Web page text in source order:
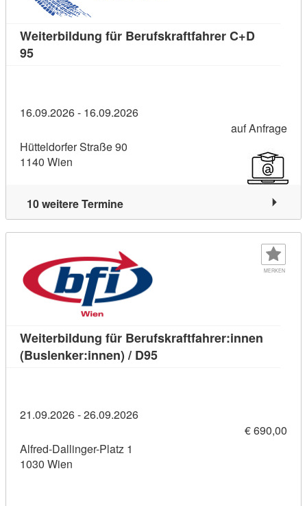
Weiterbildung für Berufskraftfahrer C+D
95Kursdetail: Weiterbildung für Berufskraftfahrer C+D
16.09.2026 - 16.09.2026
auf Anfrage
Hütteldorfer Straße 90
1140 Wien
10 weitere Termine
MERKEN
Weiterbildung für Berufskraftfahrer:innen
(Buslenker:innen) / D95Kursdetail: Weiterbildung
21.09.2026 - 26.09.2026
€ 690,00
Alfred-Dallinger-Platz 1
1030 Wien